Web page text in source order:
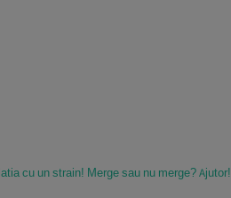
cu un strain! Merge sau nu merge? Ajutor!